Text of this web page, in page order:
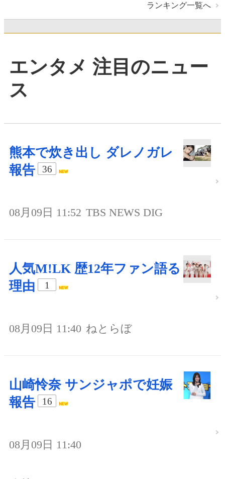
ランキング一覧へ
エンタメ 注目のニュー
ス
熊本で炊き出し ダレノガレ
報告
36
08月09日 11:52 TBS NEWS DIG
人気M!LK 歴12年ファン語る
理由
1
08月09日 11:40 ねとらぼ
山崎怜奈 サンジャポで妊娠
報告
16
08月09日 11:40